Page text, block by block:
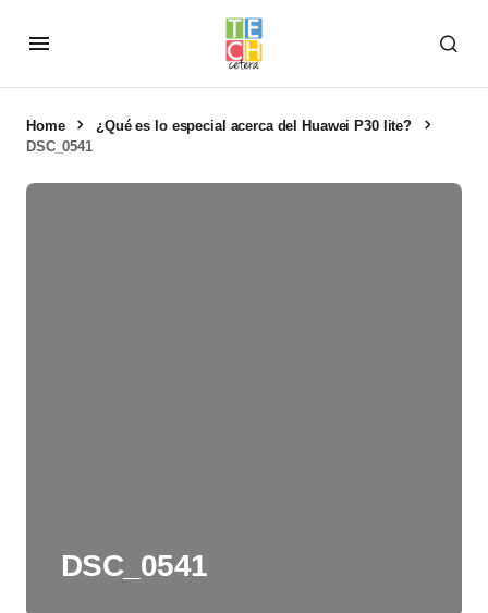
Home
¿Qué es lo especial acerca del Huawei P30 lite?
DSC_0541
DSC_0541